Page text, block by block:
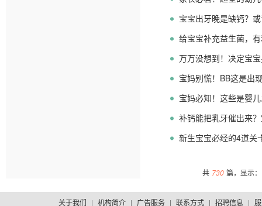
宝宝出牙晚是缺钙？
给宝宝补充益生菌，
万万没想到！决定宝
宝妈别慌！BB这是出
宝妈必知！这些是婴
补钙能把乳牙催出来
的祸！
新生宝宝必经的4道关
共 730 篇，显示
关于我们 | 机构简介 | 广告服务 | 联系方式 | 招聘信息 |